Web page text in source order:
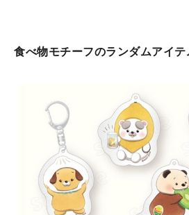
食べ物モチーフのランダムアイテ